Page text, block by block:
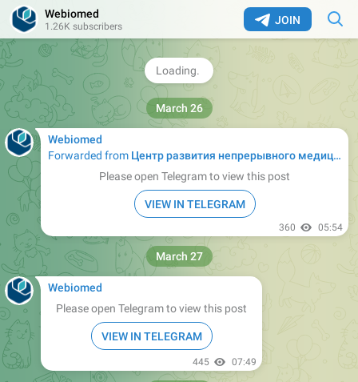
JOIN
Webiomed
1.26K subscribers
org@telemedforum.ru
Подписывайтесь на наш телеграм-канало
событиях и мероприятиях в здравоохранении
Webiomed
Forwarded from Центр развития непрерывного медицинского и фармацевтического образования
Please open Telegram to view this post
VIEW IN TELEGRAM
360 05:54
March 26
Webiomed
Please open Telegram to view this post
VIEW IN TELEGRAM
445 07:49
March 27